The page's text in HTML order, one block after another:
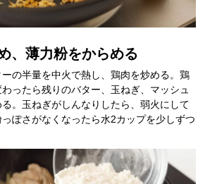
、薄力粉をからめる
の半量を中火で熱し、鶏肉を炒める。鶏
ったら残りのバター、玉ねぎ、マッシュ
。玉ねぎがしんなりしたら、弱火にして
ぽさがなくなったら水2カップを少しずつ